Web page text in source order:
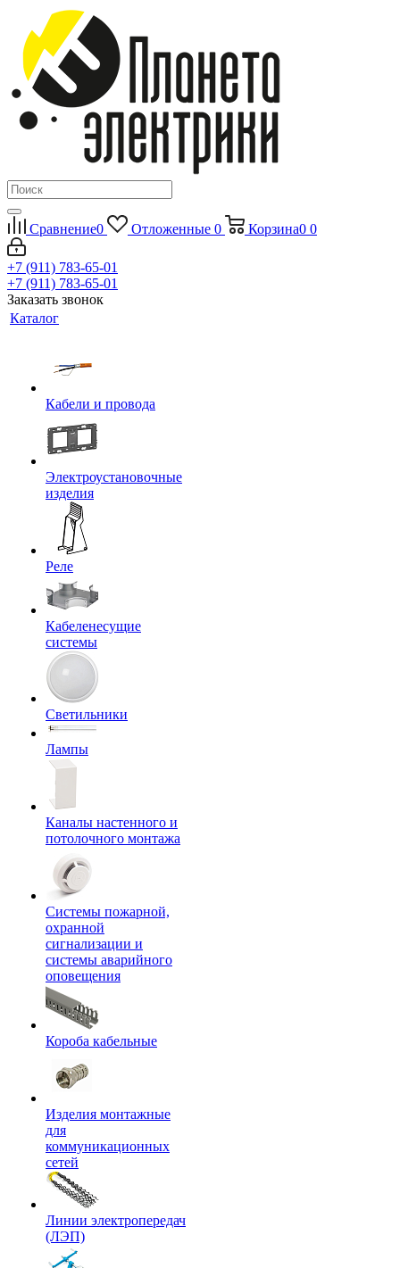
Сравнение0 Отложенные 0 Корзина0 0
+7 (911) 783-65-01
+7 (911) 783-65-01
Заказать звонок
Каталог
Кабели и провода
Электроустановочные
изделия
Реле
Кабеленесущие
системы
Светильники
Лампы
Каналы настенного и
потолочного монтажа
Системы пожарной,
охранной
сигнализации и
системы аварийного
оповещения
Короба кабельные
Изделия монтажные
для
коммуникационных
сетей
Линии электропередач
(ЛЭП)